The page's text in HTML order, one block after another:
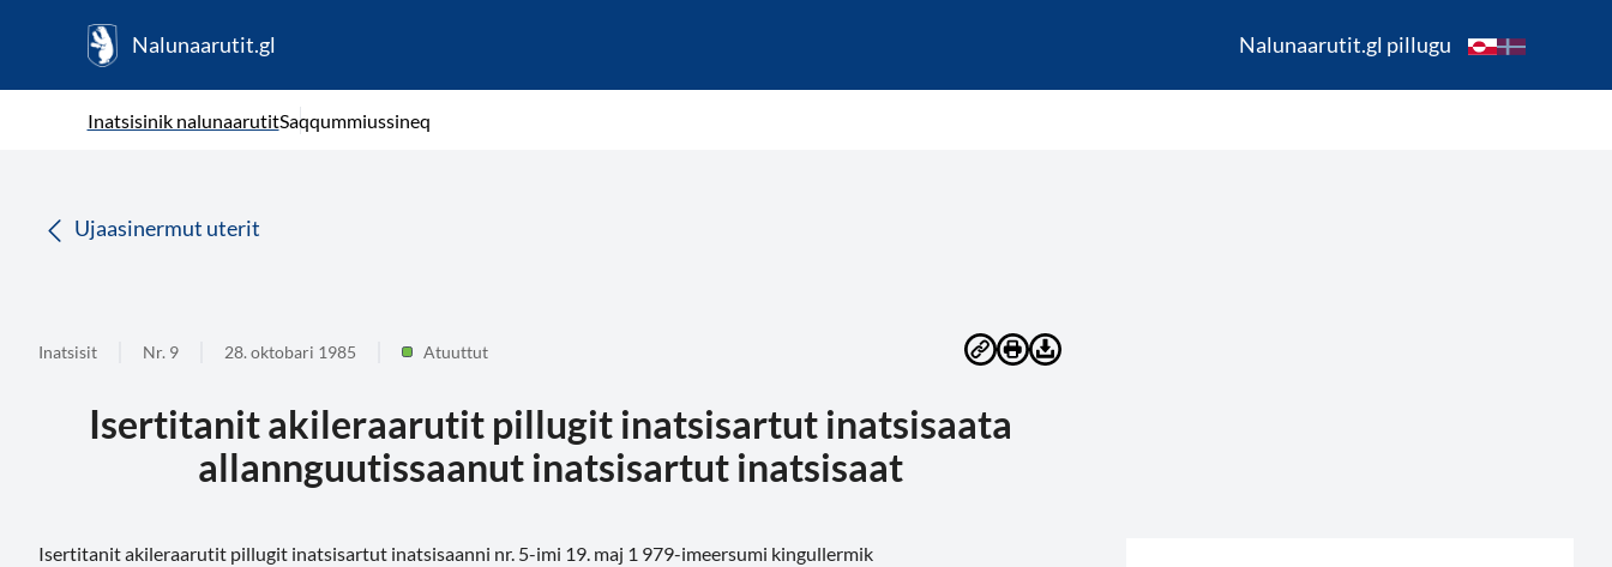
Nalunaarutit.gl Nalunaarutit.gl pillugu
Inatsisinik nalunaarutitSaqqummiussineq
Ujaasinermut uterit
Inatsisit Nr. 9 28. oktobari 1985 Atuuttut
Isertitanit akileraarutit pillugit inatsisartut inatsisaata
allannguutissaanut inatsisartut inatsisaat
Isertitanit akileraarutit pillugit inatsisartut inatsisaanni nr. 5-imi 19. maj 1 979-imeersumi kingullermik